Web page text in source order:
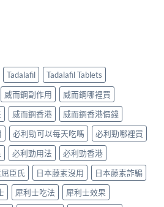
Tadalafil
Tadalafil Tablets
威而鋼副作用
威而鋼哪裡買
威而鋼香港
威而鋼香港價錢
必利勁可以每天吃嗎
必利勁哪裡買
必利勁用法
必利勁香港
臣氏 日本藤素沒用
日本藤素詐騙
犀利士吃法 犀利士效果